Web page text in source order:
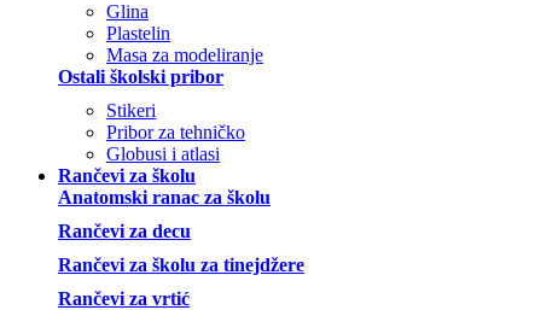
Glina
Plastelin
Masa za modeliranje
Ostali školski pribor
Stikeri
Pribor za tehničko
Globusi i atlasi
Rančevi za školu
Anatomski ranac za školu
Rančevi za decu
Rančevi za školu za tinejdžere
Rančevi za vrtić